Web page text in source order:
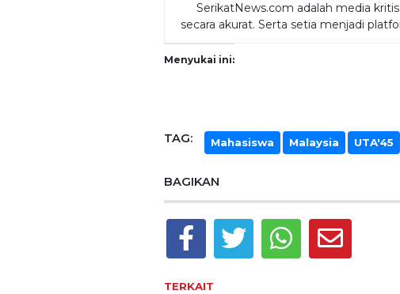
SerikatNews.com adalah media
secara akurat. Serta setia menjadi
Menyukai ini:
TAG: Mahasiswa Malaysia UTA'45
BAGIKAN
TERKAIT